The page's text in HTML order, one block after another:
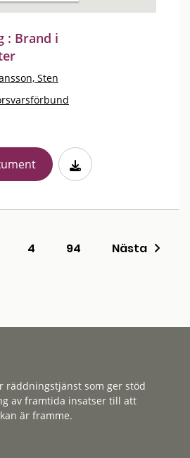
: Brand i
Sten
4 94 Nästa
räddningstjänst som ger stöd
av framtida insatser till att
är framme.